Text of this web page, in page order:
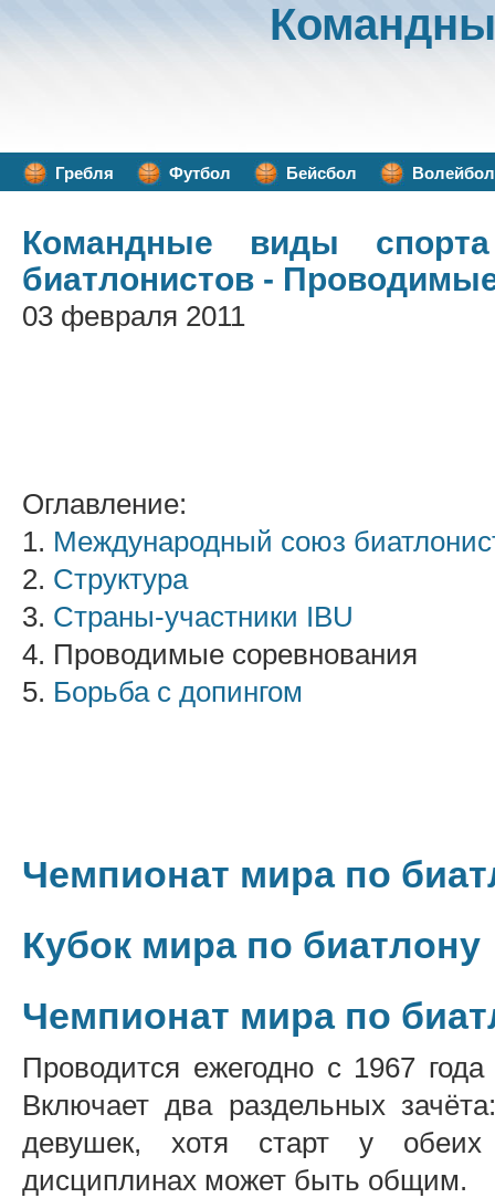
Гребля Футбол Бейсбол Волейбол
Командные виды спорта
биатлонистов -
03 февраля 2011
Оглавление:
1. Международный союз
2. Структура
3. Страны-участники IBU
4. Проводимые соревнования
5. Борьба с допингом
Чемпионат мира по
Кубок мира по биатлону
Чемпионат мира по
Проводится ежегодно с 1967
Включает два раздельных
девушек, хотя старт у обеих
дисциплинах может быть общим.